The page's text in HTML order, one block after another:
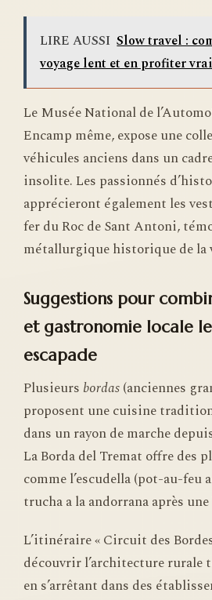
LIRE AUSSI Slow travel :
voyage lent et en profiter
Le Musée National de
Encamp même, expose une
véhicules anciens dans un
insolite. Les passionnés
apprécieront également les
fer du Roc de Sant Antoni,
métallurgique historique de la
Suggestions pour
et gastronomie locale
escapade
Plusieursbordas(anciennes
proposent une cuisine
dans un rayon de marche
La Borda del Tremat offre des
comme l’escudella (pot-au-feu
trucha a la andorrana après
L’itinéraire « Circuit des
découvrir l’architecture
en s’arrêtant dans des